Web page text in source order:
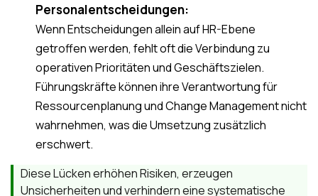
Personalentscheidungen:
Wenn Entscheidungen allein auf HR-Ebene
getroffen werden, fehlt oft die Verbindung zu
operativen Prioritäten und Geschäftszielen.
Führungskräfte können ihre Verantwortung für
Ressourcenplanung und Change Management nicht
wahrnehmen, was die Umsetzung zusätzlich
erschwert.
Diese Lücken erhöhen Risiken, erzeugen
Unsicherheiten und verhindern eine systematische